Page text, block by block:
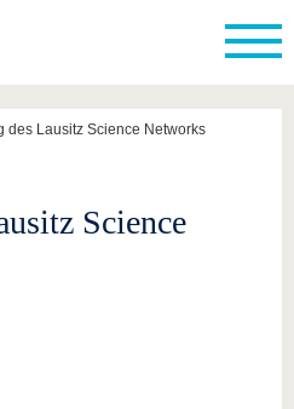
des Lausitz Science Networks
Science